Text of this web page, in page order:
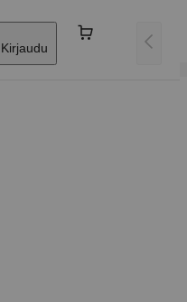
Kirjaudu